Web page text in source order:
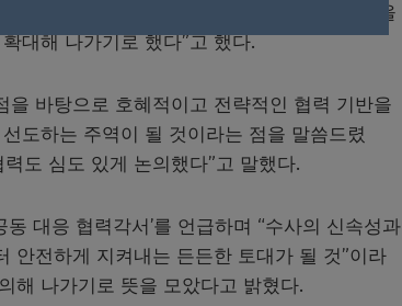
실질 협력 방안들이 각급에서의 활발한 소통을
대해 나가기로 했다”고 했다.
바탕으로 호혜적이고 전략적인 협력 기반을
도하는 주역이 될 것이라는 점을 말씀드렸
도 심도 있게 논의했다”고 말했다.
대응 협력각서’를 언급하며 “수사의 신속성과
안전하게 지켜내는 든든한 토대가 될 것”이라
해 나가기로 뜻을 모았다고 밝혔다.